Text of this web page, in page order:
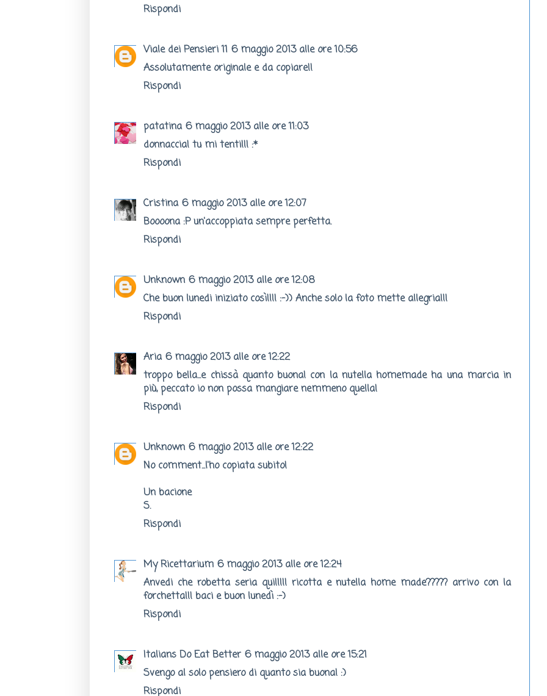
Rispondi
Viale dei Pensieri 11 6 maggio 2013 alle ore 10:56
Assolutamente originale e da copiare!!
Rispondi
patatina 6 maggio 2013 alle ore 11:03
donnaccia! tu mi tenti!!! :*
Rispondi
Cristina 6 maggio 2013 alle ore 12:07
Boooona :P un'accoppiata sempre perfetta.
Rispondi
Unknown 6 maggio 2013 alle ore 12:08
Che buon lunedi iniziato così!!!! :-)) Anche solo la foto mette allegria!!!
Rispondi
Aria 6 maggio 2013 alle ore 12:22
troppo bella...e chissà quanto buona! con la nutella homemade ha una marcia in
più, peccato io non possa mangiare nemmeno quella!
Rispondi
Unknown 6 maggio 2013 alle ore 12:22
No comment...l'ho copiata subito!
Un bacione
S.
Rispondi
My Ricettarium 6 maggio 2013 alle ore 12:24
Anvedi che robetta seria qui!!!!! ricotta e nutella home made????? arrivo con la
forchetta!!! baci e buon lunedì :-)
Rispondi
Italians Do Eat Better 6 maggio 2013 alle ore 15:21
Svengo al solo pensiero di quanto sia buona! :)
Rispondi